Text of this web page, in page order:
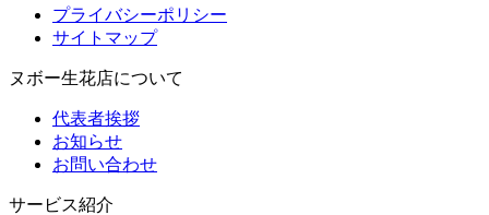
プライバシーポリシー
サイトマップ
ヌボー生花店について
代表者挨拶
お知らせ
お問い合わせ
サービス紹介